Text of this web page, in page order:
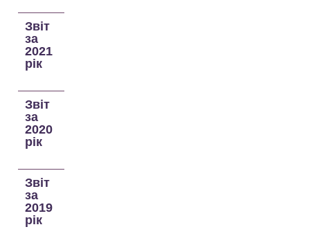
Звіт
за
2021
рік
Звіт
за
2020
рік
Звіт
за
2019
рік